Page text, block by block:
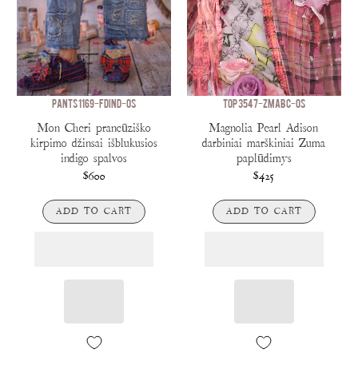
PANTS 1169-FDIND-OS
Mon Cheri prancūziško
kirpimo džinsai išblukusios
indigo spalvos
$600
ADD TO CART
TOP 3547-ZMABC-OS
Magnolia Pearl Adison
darbiniai marškiniai Zuma
paplūdimys
$425
ADD TO CART